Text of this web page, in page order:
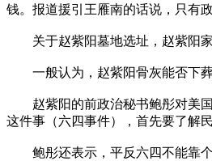
钱。报道援引王雁南的话说，只有
关于赵紫阳墓地选址，赵紫阳家
一般认为，赵紫阳骨灰能否下葬
赵紫阳的前政治秘书鲍彤对美国
这件事（六四事件），首先要了解
鲍彤还表示，平反六四不能靠个